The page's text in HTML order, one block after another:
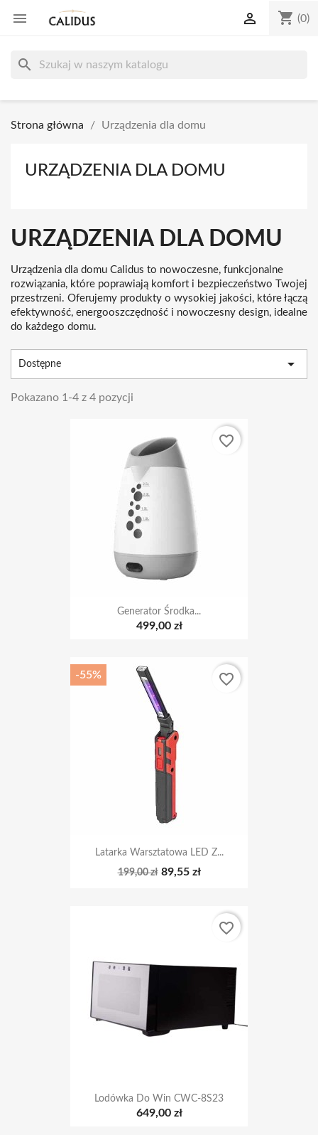
 shopping_cart (0)

search
Strona główna Urządzenia dla domu
URZĄDZENIA DLA DOMU
URZĄDZENIA DLA DOMU
Urządzenia dla domu Calidus to nowoczesne, funkcjonalne
rozwiązania, które poprawiają komfort i bezpieczeństwo Twojej
przestrzeni. Oferujemy produkty o wysokiej jakości, które łączą
efektywność, energooszczędność i nowoczesny design, idealne
do każdego domu.
Dostępne 
Pokazano 1-4 z 4 pozycji
Generator Środka...
499,00 zł
favorite_border
Latarka Warsztatowa LED Z...
199,00 zł 89,55 zł
-55% favorite_border
Lodówka Do Win CWC-8S23
649,00 zł
favorite_border